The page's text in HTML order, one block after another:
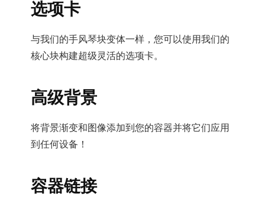
选项卡
与我们的手风琴块变体一样，您可以使用我们的
核心块构建超级灵活的选项卡。
高级背景
将背景渐变和图像添加到您的容器并将它们应用
到任何设备！
容器链接